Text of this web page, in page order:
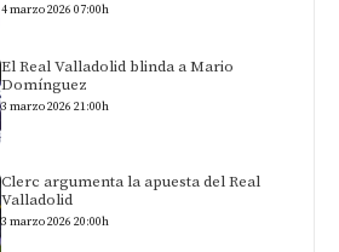
4 marzo 2026 07:00h
El Real Valladolid blinda a Mario
Domínguez
3 marzo 2026 21:00h
Clerc argumenta la apuesta del Real
Valladolid
3 marzo 2026 20:00h